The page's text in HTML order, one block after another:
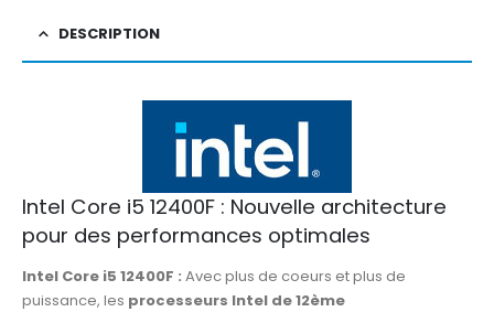
DESCRIPTION
Intel Core i5 12400F : Nouvelle architecture
pour des performances optimales
Intel Core i5 12400F : Avec plus de coeurs et plus de
puissance, les processeurs Intel de 12ème